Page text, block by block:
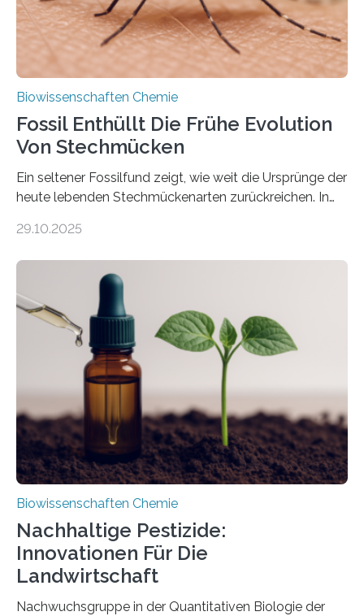
nächsten…
Biowissenschaften Chemie
Fossil Enthüllt Die Frühe Evolution
Von Stechmücken
Ein seltener Fossilfund zeigt, wie weit die Ursprünge der
heute lebenden Stechmückenarten zurückreichen. In
Forschende die bisher älteste bekannte Stechmücken-
Region Kachin in Myanmar und hat sich in
ausgezeichnetem Zustand erhalten. Es konnte als neue
Art einer neuen Gattung beschrieben werden und trägt
nun den Namen Cretosabethes primaevus. Dieser erste
fossile Nachweis einer Stechmückenlarve in Bernstein
stellt gleichzeitig den ersten Fossilfund einer
Mückenlarve aus dem Mesozoikum dar, denn…
29.10.2025
Biowissenschaften Chemie
Nachhaltige Pestizide:
Innovationen Für Die
Landwirtschaft
Nachwuchsgruppe in der Quantitativen Biologie der